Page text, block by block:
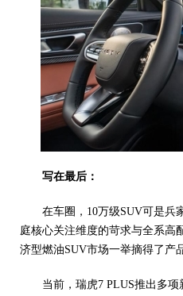
写在最后：
在车圈，10万级SUV可是兵
庭核心关注维度的苛求与全系高
济型燃油SUV市场一举摘得了产
当前，瑞虎7 PLUS推出多